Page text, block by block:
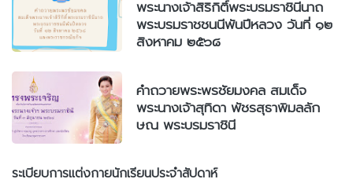
พระนางเจ้าสิริกิติ์พระบรมราชินีนาถ
พระบรมราชชนนีพันปีหลวง วันที่ ๑๒
สิงหาคม ๒๕๖๘
คำถวายพระพรชัยมงคล สมเด็จ
พระนางเจ้าสุทิดา พัชรสุธาพิมลลัก
ษณ พระบรมราชินี
ระเบียบการแต่งกายนักเรียนประจำสัปดาห์